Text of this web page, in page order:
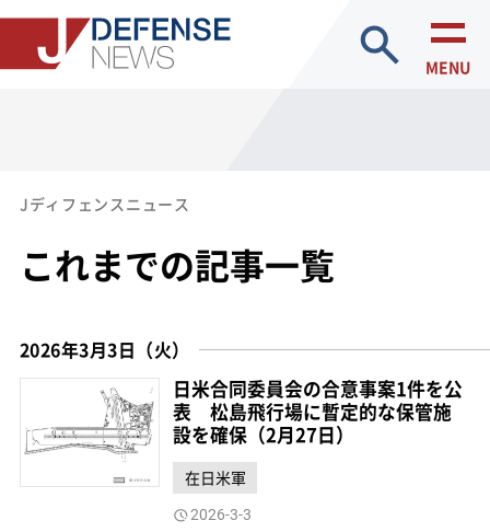
site search
MENU
Jディフェンスニュース
これまでの記事一覧
2026年3月3日（火）
日米合同委員会の合意事案1件を公
表 松島飛行場に暫定的な保管施
設を確保（2月27日）
在日米軍
2026-3-3